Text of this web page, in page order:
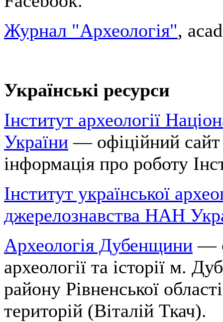
Журнал "Археологія",
Українські ресурси
Інститут археології
України — офіційний сайт
інформація про роботу
Інститут української
джерелознавства НАН
Археологія Дубенщини —
археології та історії м.
району Рівненської
територій (Віталій Ткач).